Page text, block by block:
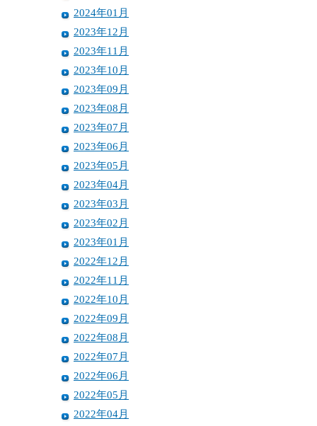
2024年01月
2023年12月
2023年11月
2023年10月
2023年09月
2023年08月
2023年07月
2023年06月
2023年05月
2023年04月
2023年03月
2023年02月
2023年01月
2022年12月
2022年11月
2022年10月
2022年09月
2022年08月
2022年07月
2022年06月
2022年05月
2022年04月